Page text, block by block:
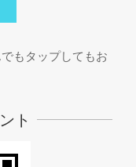
もタップしてもお
ト